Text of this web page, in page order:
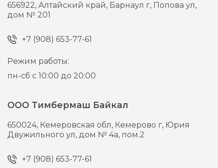
656922,Алтайский край, Барнаул г, Попова ул,
дом № 201
+7 (908) 653-77-61
Режим работы:
пн-сб с 10:00 до 20:00
ООО Тимбермаш Байкал
650024, Кемеровская обл, Кемерово г, Юрия
Двужильного ул, дом № 4а, пом.2
+7 (908) 653-77-61